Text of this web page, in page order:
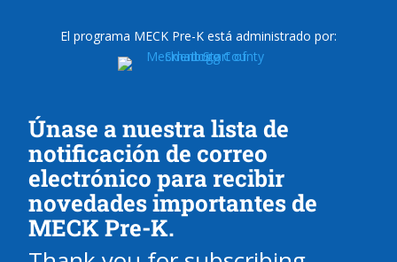
El programa MECK Pre-K está administrado por:
Únase a nuestra lista de
notificación de correo
electrónico para recibir
novedades importantes de
MECK Pre-K.